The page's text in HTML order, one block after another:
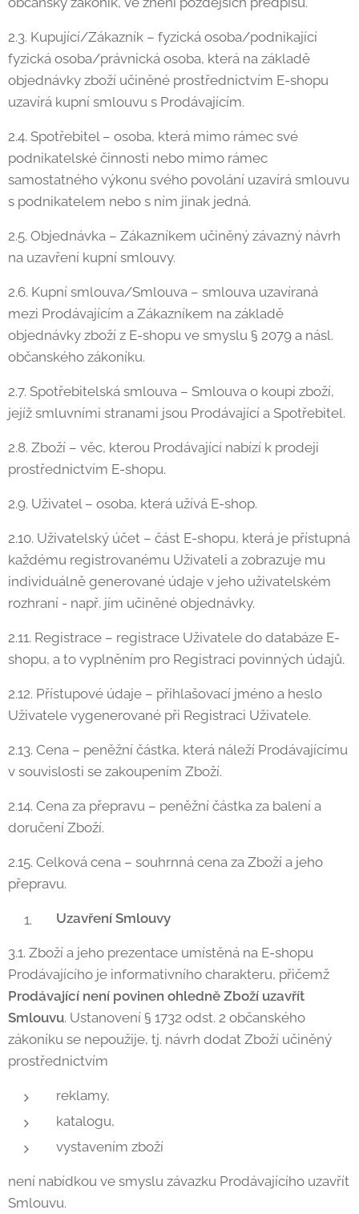
2.3. Kupující/Zákazník – fyzická osoba/podnikající
fyzická osoba/právnická osoba, která na základě
objednávky zboží učiněné prostřednictvím E-shopu
uzavírá kupní smlouvu s Prodávajícím.
2.4. Spotřebitel – osoba, která mimo rámec své
podnikatelské činnosti nebo mimo rámec
samostatného výkonu svého povolání uzavírá smlouvu
s podnikatelem nebo s ním jinak jedná.
2.5. Objednávka – Zákazníkem učiněný závazný návrh
na uzavření kupní smlouvy.
2.6. Kupní smlouva/Smlouva – smlouva uzavíraná
mezi Prodávajícím a Zákazníkem na základě
objednávky zboží z E-shopu ve smyslu § 2079 a násl.
občanského zákoníku.
2.7. Spotřebitelská smlouva – Smlouva o koupi zboží,
jejíž smluvními stranami jsou Prodávající a Spotřebitel.
2.8. Zboží – věc, kterou Prodávající nabízí k prodeji
prostřednictvím E-shopu.
2.9. Uživatel – osoba, která užívá E-shop.
2.10. Uživatelský účet – část E-shopu, která je přístupná
každému registrovanému Uživateli a zobrazuje mu
individuálně generované údaje v jeho uživatelském
rozhraní - např. jím učiněné objednávky.
2.11. Registrace – registrace Uživatele do databáze E-
shopu, a to vyplněním pro Registraci povinných údajů.
2.12. Přístupové údaje – přihlašovací jméno a heslo
Uživatele vygenerované při Registraci Uživatele.
2.13. Cena – peněžní částka, která náleží Prodávajícímu
v souvislosti se zakoupením Zboží.
2.14. Cena za přepravu – peněžní částka za balení a
doručení Zboží.
2.15. Celková cena – souhrnná cena za Zboží a jeho
přepravu.
Uzavření Smlouvy
3.1. Zboží a jeho prezentace umístěná na E-shopu
Prodávajícího je informativního charakteru, přičemž
Prodávající není povinen ohledně Zboží uzavřít
Smlouvu. Ustanovení § 1732 odst. 2 občanského
zákoníku se nepoužije, tj. návrh dodat Zboží učiněný
prostřednictvím
reklamy,
katalogu,
vystavením zboží
není nabídkou ve smyslu závazku Prodávajícího uzavřít
Smlouvu.